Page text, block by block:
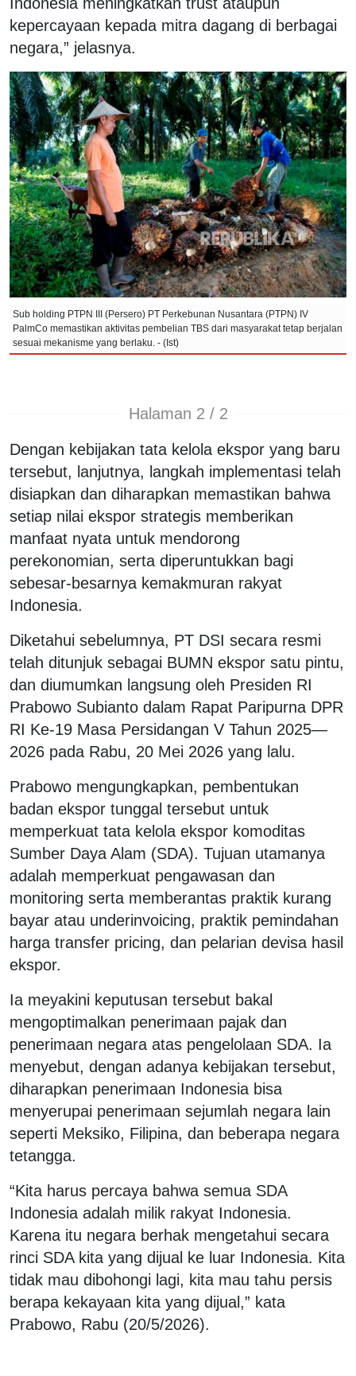
kepercayaan kepada mitra dagang di berbagai
negara,” jelasnya.
Sub holding PTPN III (Persero) PT Perkebunan Nusantara (PTPN) IV
PalmCo memastikan aktivitas pembelian TBS dari masyarakat tetap berjalan
sesuai mekanisme yang berlaku. - (Ist)
Halaman 2 / 2
Dengan kebijakan tata kelola ekspor yang baru
tersebut, lanjutnya, langkah implementasi telah
disiapkan dan diharapkan memastikan bahwa
setiap nilai ekspor strategis memberikan
manfaat nyata untuk mendorong
perekonomian, serta diperuntukkan bagi
sebesar-besarnya kemakmuran rakyat
Indonesia.
Diketahui sebelumnya, PT DSI secara resmi
telah ditunjuk sebagai BUMN ekspor satu pintu,
dan diumumkan langsung oleh Presiden RI
Prabowo Subianto dalam Rapat Paripurna DPR
RI Ke-19 Masa Persidangan V Tahun 2025—
2026 pada Rabu, 20 Mei 2026 yang lalu.
Prabowo mengungkapkan, pembentukan
badan ekspor tunggal tersebut untuk
memperkuat tata kelola ekspor komoditas
Sumber Daya Alam (SDA). Tujuan utamanya
adalah memperkuat pengawasan dan
monitoring serta memberantas praktik kurang
bayar atau underinvoicing, praktik pemindahan
harga transfer pricing, dan pelarian devisa hasil
ekspor.
Ia meyakini keputusan tersebut bakal
mengoptimalkan penerimaan pajak dan
penerimaan negara atas pengelolaan SDA. Ia
menyebut, dengan adanya kebijakan tersebut,
diharapkan penerimaan Indonesia bisa
menyerupai penerimaan sejumlah negara lain
seperti Meksiko, Filipina, dan beberapa negara
tetangga.
“Kita harus percaya bahwa semua SDA
Indonesia adalah milik rakyat Indonesia.
Karena itu negara berhak mengetahui secara
rinci SDA kita yang dijual ke luar Indonesia. Kita
tidak mau dibohongi lagi, kita mau tahu persis
berapa kekayaan kita yang dijual,” kata
Prabowo, Rabu (20/5/2026).